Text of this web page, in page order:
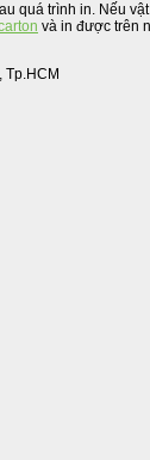
quá trình in. Nếu
và in được trên
Tp.HCM